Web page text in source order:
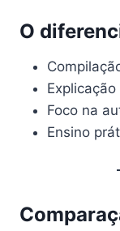
O
Foco na
Ensino